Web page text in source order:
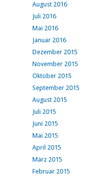
August 2016
Juli 2016
Mai 2016
Januar 2016
Dezember 2015
November 2015
Oktober 2015
September 2015
August 2015
Juli 2015
Juni 2015
Mai 2015
April 2015
März 2015
Februar 2015